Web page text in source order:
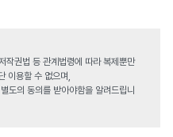
작권법 등 관계법령에 따라 복제뿐만
이용할 수 없으며,
도의 동의를 받아야함을 알려드립니